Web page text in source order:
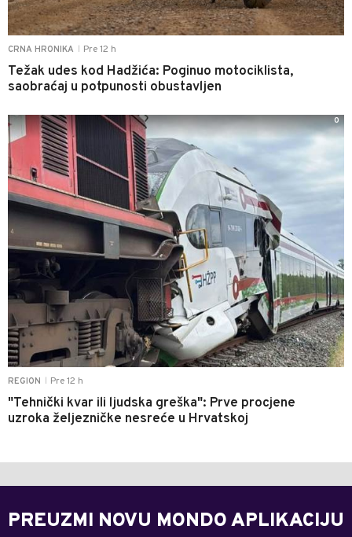
CRNA HRONIKA Pre 12 h
Težak udes kod Hadžića: Poginuo motociklista,
saobraćaj u potpunosti obustavljen
REGION Pre 12 h
"Tehnički kvar ili ljudska greška": Prve procjene
uzroka željezničke nesreće u Hrvatskoj
0
PREUZMI NOVU MONDO APLIKACIJU